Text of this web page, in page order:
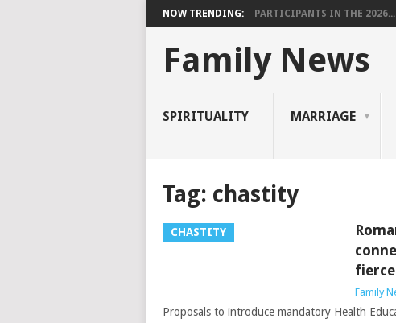
NOW TRENDING: PARTICIPANTS IN THE 2026...
Family News
SPIRITUALITY MARRIAGE
Tag: chastity
CHASTITY
Family
Proposals to introduce mandatory Health